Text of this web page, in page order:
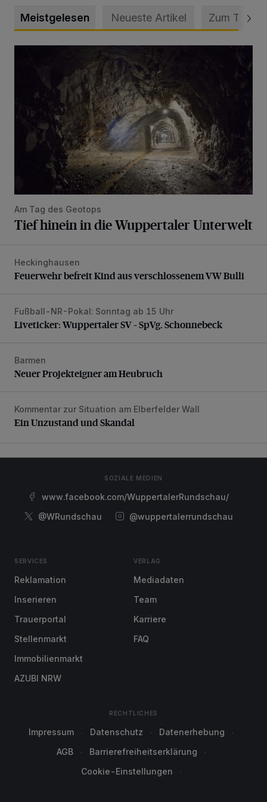
Meistgelesen Neueste Artikel Zum Thema
Am Tag des Geotops
Tief hinein in die Wuppertaler Unterwelt
Feuerwehr befreit Kind aus verschlossenem VW Bulli
Heckinghausen
Feuerwehr befreit Kind aus verschlossenem VW Bulli
Liveticker: Wuppertaler SV – SpVg. Schonnebeck
Fußball-NR-Pokal: Sonntag ab 15 Uhr
Liveticker: Wuppertaler SV – SpVg. Schonnebeck
Neuer Projekteigner am Heubruch
Barmen
Neuer Projekteigner am Heubruch
Ein Unzustand und Skandal
Kommentar zur Situation am Elberfelder Wall
Ein Unzustand und Skandal
SOZIALE MEDIEN
www.facebook.com/WuppertalerRundschau/
@WRundschau
@wuppertalerrundschau
SERVICES
Reklamation
Inserieren
Trauerportal
Stellenmarkt
Immobilienmarkt
AZUBI NRW
VERLAG
Mediadaten
Team
Karriere
FAQ
RECHTLICHES
Impressum Datenschutz
Datenerhebung
AGB
Barrierefreiheitserklärung
Cookie-Einstellungen